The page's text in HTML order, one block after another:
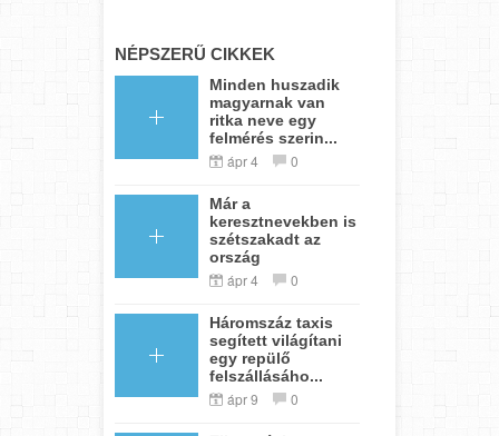
NÉPSZERŰ CIKKEK
Minden huszadik
magyarnak van
ritka neve egy
felmérés szerin...
ápr 4 0
Már a
keresztnevekben is
szétszakadt az
ország
ápr 4 0
Háromszáz taxis
segített világítani
egy repülő
felszállásáho...
ápr 9 0